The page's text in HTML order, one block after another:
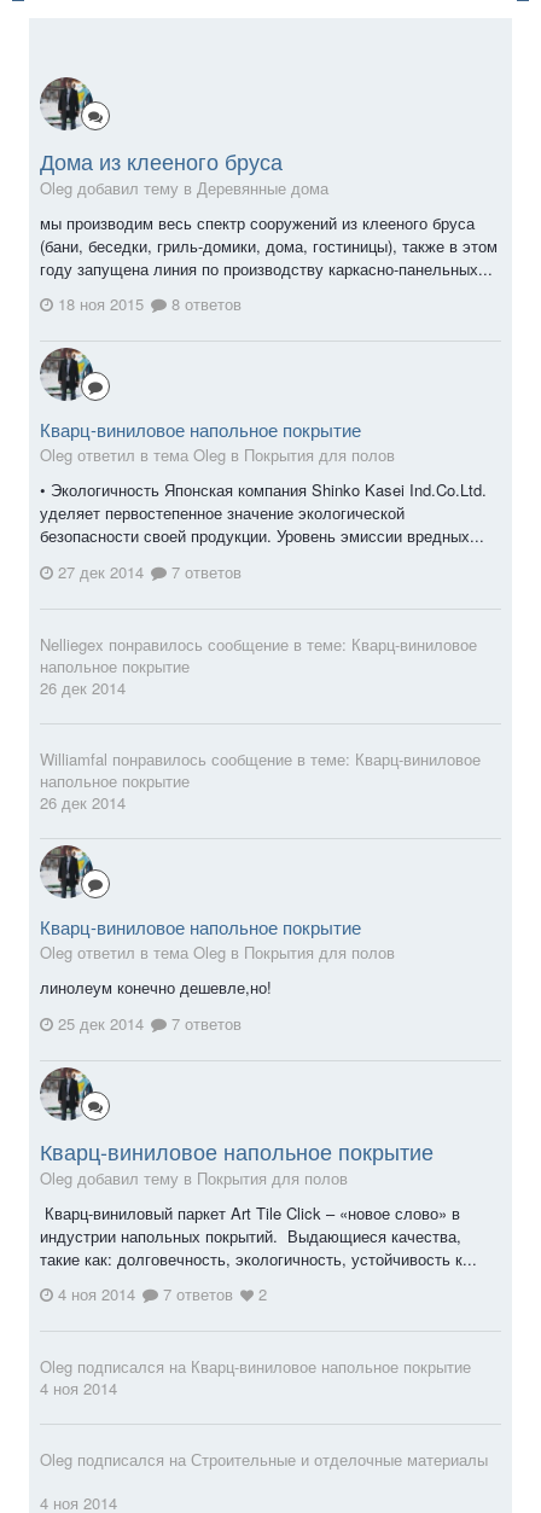
Дома из клееного бруса
Oleg добавил тему в Деревянные дома
мы производим весь спектр сооружений из клееного бруса
(бани, беседки, гриль-домики, дома, гостиницы), также в этом
году запущена линия по производству каркасно-панельных...
18 ноя 2015
8 ответов
Кварц-виниловое напольное покрытие
Oleg ответил в тема Oleg в Покрытия для полов
• Экологичность Японская компания Shinko Kasei Ind.Co.Ltd.
уделяет первостепенное значение экологической
безопасности своей продукции. Уровень эмиссии вредных...
27 дек 2014
7 ответов
Nelliegex понравилось сообщение в теме: Кварц-виниловое
напольное покрытие
26 дек 2014
Williamfal понравилось сообщение в теме: Кварц-виниловое
напольное покрытие
26 дек 2014
Кварц-виниловое напольное покрытие
Oleg ответил в тема Oleg в Покрытия для полов
линолеум конечно дешевле,но!
25 дек 2014
7 ответов
Кварц-виниловое напольное покрытие
Oleg добавил тему в Покрытия для полов
Кварц-виниловый паркет Art Tile Click – «новое слово» в
индустрии напольных покрытий. Выдающиеся качества,
такие как: долговечность, экологичность, устойчивость к...
4 ноя 2014
7 ответов 2
Oleg подписался на Кварц-виниловое напольное покрытие
4 ноя 2014
Oleg подписался на Строительные и отделочные материалы
4 ноя 2014